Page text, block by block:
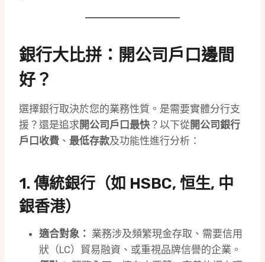
銀行大比拼：開公司戶口邊間
好？
選擇銀行取決於您的業務性質。是需要實體分行支
援？還是追求開公司戶口最快 ？以下從開公司銀行
戶口收費 、 最低存款及功能性進行分析：
1. 傳統銀行（如 HSBC, 恒生, 中
銀香港）
適合對象： 業務涉及頻繁現金存取、需要信用
狀（LC）貿易融資、或重視品牌信譽的企業。